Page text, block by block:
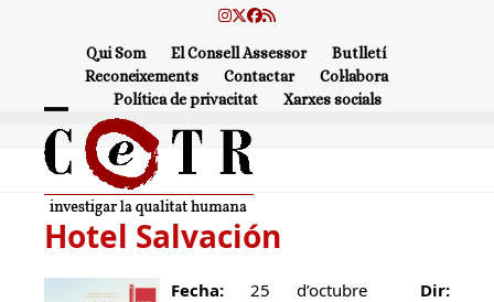
Instagram
Twitter
Facebook
RSS
Qui Som El Consell Assessor
Butlletí
Reconeixements
Contactar
Col·labora
Política de privacitat
Xarxes socials
Open
mobile
menu
Close
mobile
menu
Hotel Salvación
Fecha: 25 d’octubre Dir: